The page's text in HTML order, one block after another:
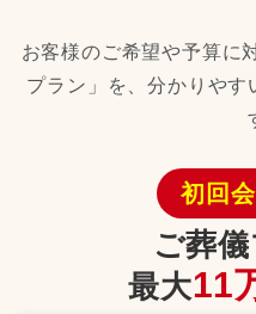
お客様のご希望や予算に
プラン」を、分かりやす
初回
ご葬
最大11